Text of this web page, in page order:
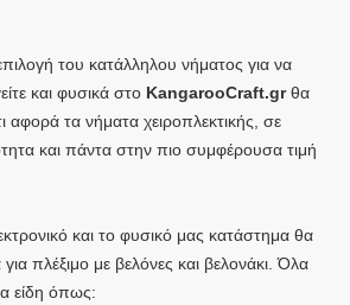
του κατάλληλου νήματος για να
και φυσικά στο KangarooCraft.grθα
αφορά τα νήματα χειροπλεκτικής, σε
και πάντα στην πιο συμφέρουσα τιμή
και το φυσικό μας κατάστημα θα
για πλέξιμο με βελόνες και βελονάκι. Όλα
είδη όπως: